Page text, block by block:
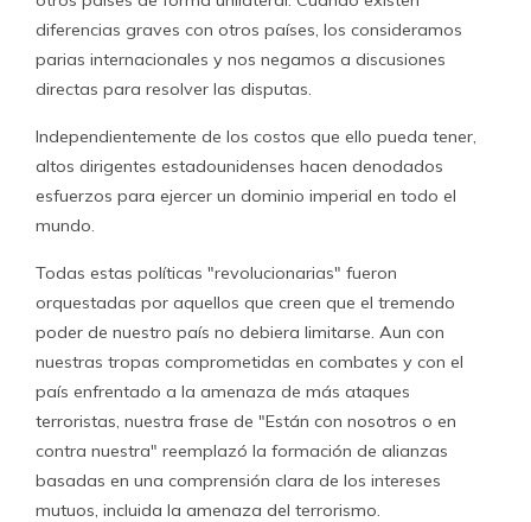
diferencias graves con otros países, los consideramos
parias internacionales y nos negamos a discusiones
directas para resolver las disputas.
Independientemente de los costos que ello pueda tener,
altos dirigentes estadounidenses hacen denodados
esfuerzos para ejercer un dominio imperial en todo el
mundo.
Todas estas políticas "revolucionarias" fueron
orquestadas por aquellos que creen que el tremendo
poder de nuestro país no debiera limitarse. Aun con
nuestras tropas comprometidas en combates y con el
país enfrentado a la amenaza de más ataques
terroristas, nuestra frase de "Están con nosotros o en
contra nuestra" reemplazó la formación de alianzas
basadas en una comprensión clara de los intereses
mutuos, incluida la amenaza del terrorismo.